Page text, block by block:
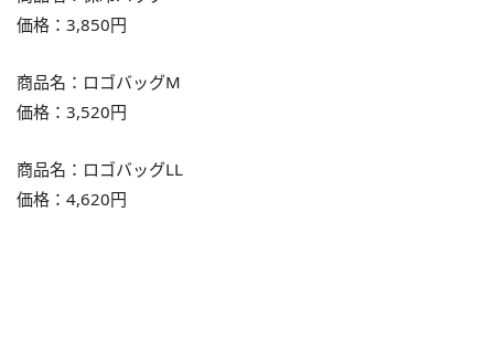
価格：3,850円
商品名：ロゴバッグM
価格：3,520円
商品名：ロゴバッグLL
価格：4,620円